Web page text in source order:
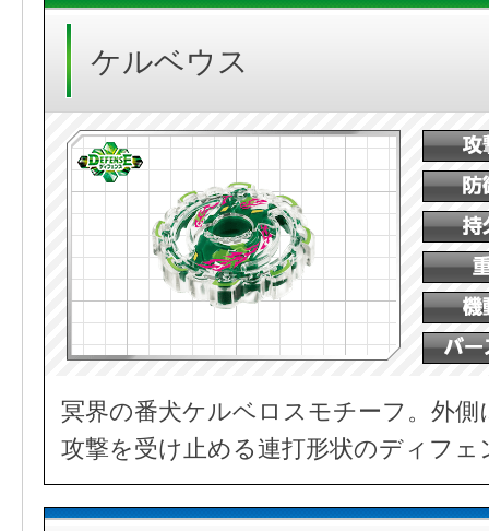
ケルベウス
冥界の番犬ケルベロスモチーフ。外
攻撃を受け止める連打形状のディフ